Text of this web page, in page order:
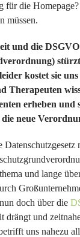
für die
müssen.
und die DSGVO
kostet sie
Therapeuten
erheben und
neue
Datenschutzgesetz
und lange
doch über die
und
uns nahezu